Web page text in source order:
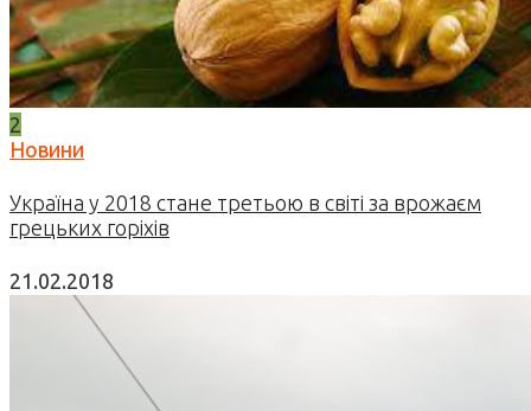
2
Новини
Україна у 2018 стане третьою в світі за врожаєм
грецьких горіхів
21.02.2018